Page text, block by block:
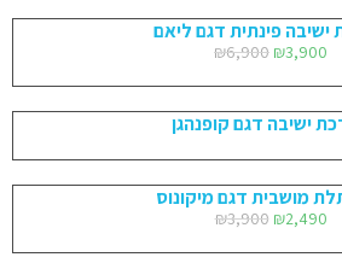
ישיבה פינתית דגם ליאם
₪6,900 ₪3,900
ישיבה דגם קופנהגן
מושבית דגם מיקונוס
₪3,900 ₪2,490